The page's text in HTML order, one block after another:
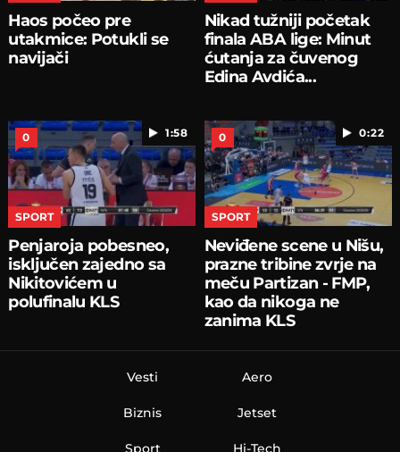
Haos počeo pre
utakmice: Potukli se
navijači
Nikad tužniji početak
finala ABA lige: Minut
ćutanja za čuvenog
Edina Avdića...
1:58
0
SPORT
Penjaroja pobesneo,
isključen zajedno sa
Nikitovićem u
polufinalu KLS
0:22
0
SPORT
Neviđene scene u Nišu,
prazne tribine zvrje na
meču Partizan - FMP,
kao da nikoga ne
zanima KLS
Vesti
Biznis
Sport
Aero
Jetset
Hi-Tech